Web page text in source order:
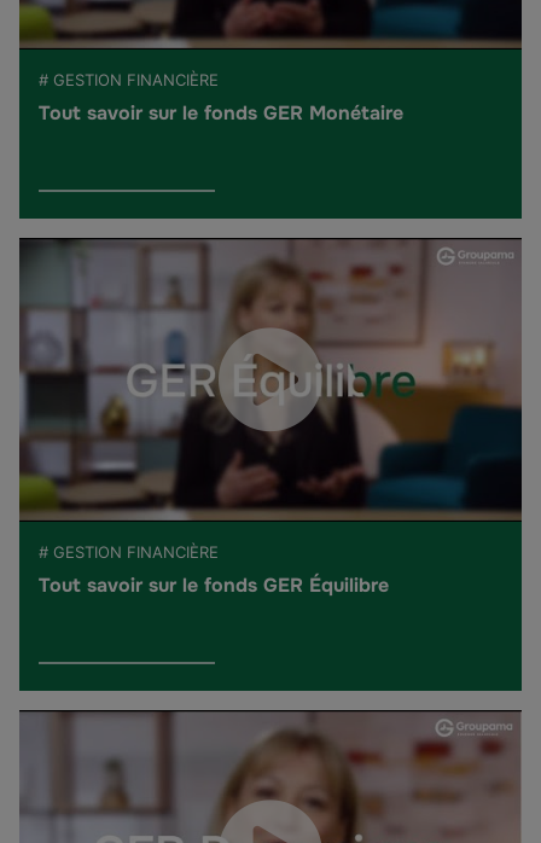
# GESTION FINANCIÈRE
Tout savoir sur le fonds GER Monétaire
# GESTION FINANCIÈRE
Tout savoir sur le fonds GER Équilibre